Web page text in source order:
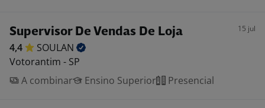
Supervisor De Vendas De Loja 15 jul
4,4
SOULAN
Votorantim - SP
A combinar
Ensino Superior Presencial